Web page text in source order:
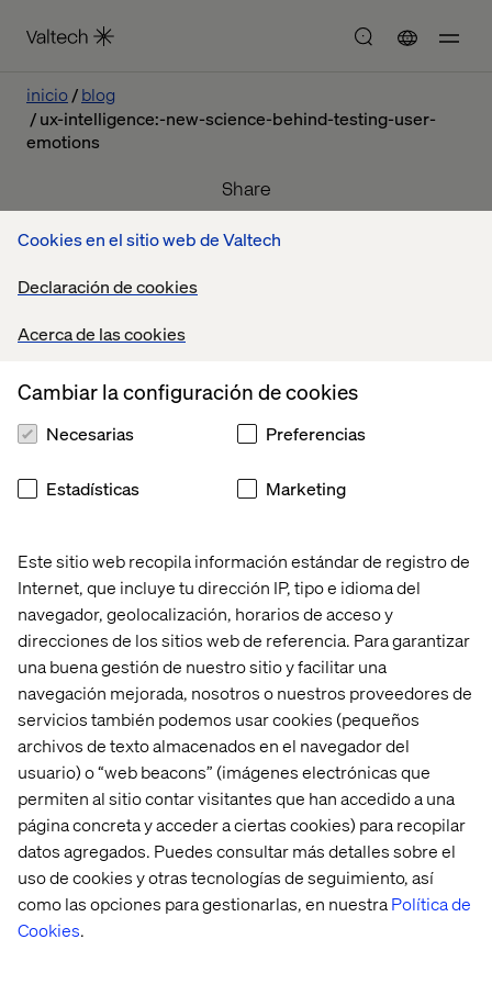
Cookies en el sitio web de Valtech
Declaración de cookies
Acerca de las cookies
Este sitio web recopila información estándar de registro de
Internet, que incluye tu dirección IP, tipo e idioma del
navegador, geolocalización, horarios de acceso y
direcciones de los sitios web de referencia. Para garantizar
una buena gestión de nuestro sitio y facilitar una
navegación mejorada, nosotros o nuestros proveedores de
servicios también podemos usar cookies (pequeños
archivos de texto almacenados en el navegador del
usuario) o “web beacons” (imágenes electrónicas que
permiten al sitio contar visitantes que han accedido a una
página concreta y acceder a ciertas cookies) para recopilar
datos agregados. Puedes consultar más detalles sobre el
uso de cookies y otras tecnologías de seguimiento, así
como las opciones para gestionarlas, en nuestraPolítica de
Cookies.
Cambiar la configuración de cookies
Necesarias Preferencias
Estadísticas Marketing
inicio
blog
ux-intelligence:-new-science-behind-testing-user-
emotions
Share
septiembre 19, 2016
Excited, Frustrated, or Bored? Now we Know how you
Contáctanos
Inicio
Quiénes somos
Oficinas
Trabaja con
nosotros
Política de Privacidad
Política de Cookies
Aviso Legal
Accesibilidad